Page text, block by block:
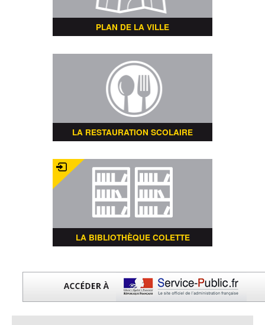
PLAN DE LA VILLE
LA RESTAURATION SCOLAIRE
LA BIBLIOTHÈQUE COLETTE